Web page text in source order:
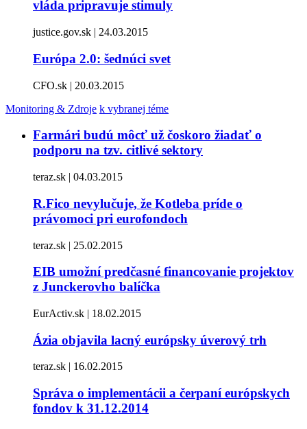
vláda pripravuje stimuly
justice.gov.sk | 24.03.2015
Európa 2.0: šednúci svet
CFO.sk | 20.03.2015
Monitoring & Zdroje k vybranej téme
Farmári budú môcť už čoskoro žiadať o
podporu na tzv. citlivé sektory
teraz.sk | 04.03.2015
R.Fico nevylučuje, že Kotleba príde o
právomoci pri eurofondoch
teraz.sk | 25.02.2015
EIB umožní predčasné financovanie projektov
z Junckerovho balíčka
EurActiv.sk | 18.02.2015
Ázia objavila lacný európsky úverový trh
teraz.sk | 16.02.2015
Správa o implementácii a čerpaní európskych
fondov k 31.12.2014